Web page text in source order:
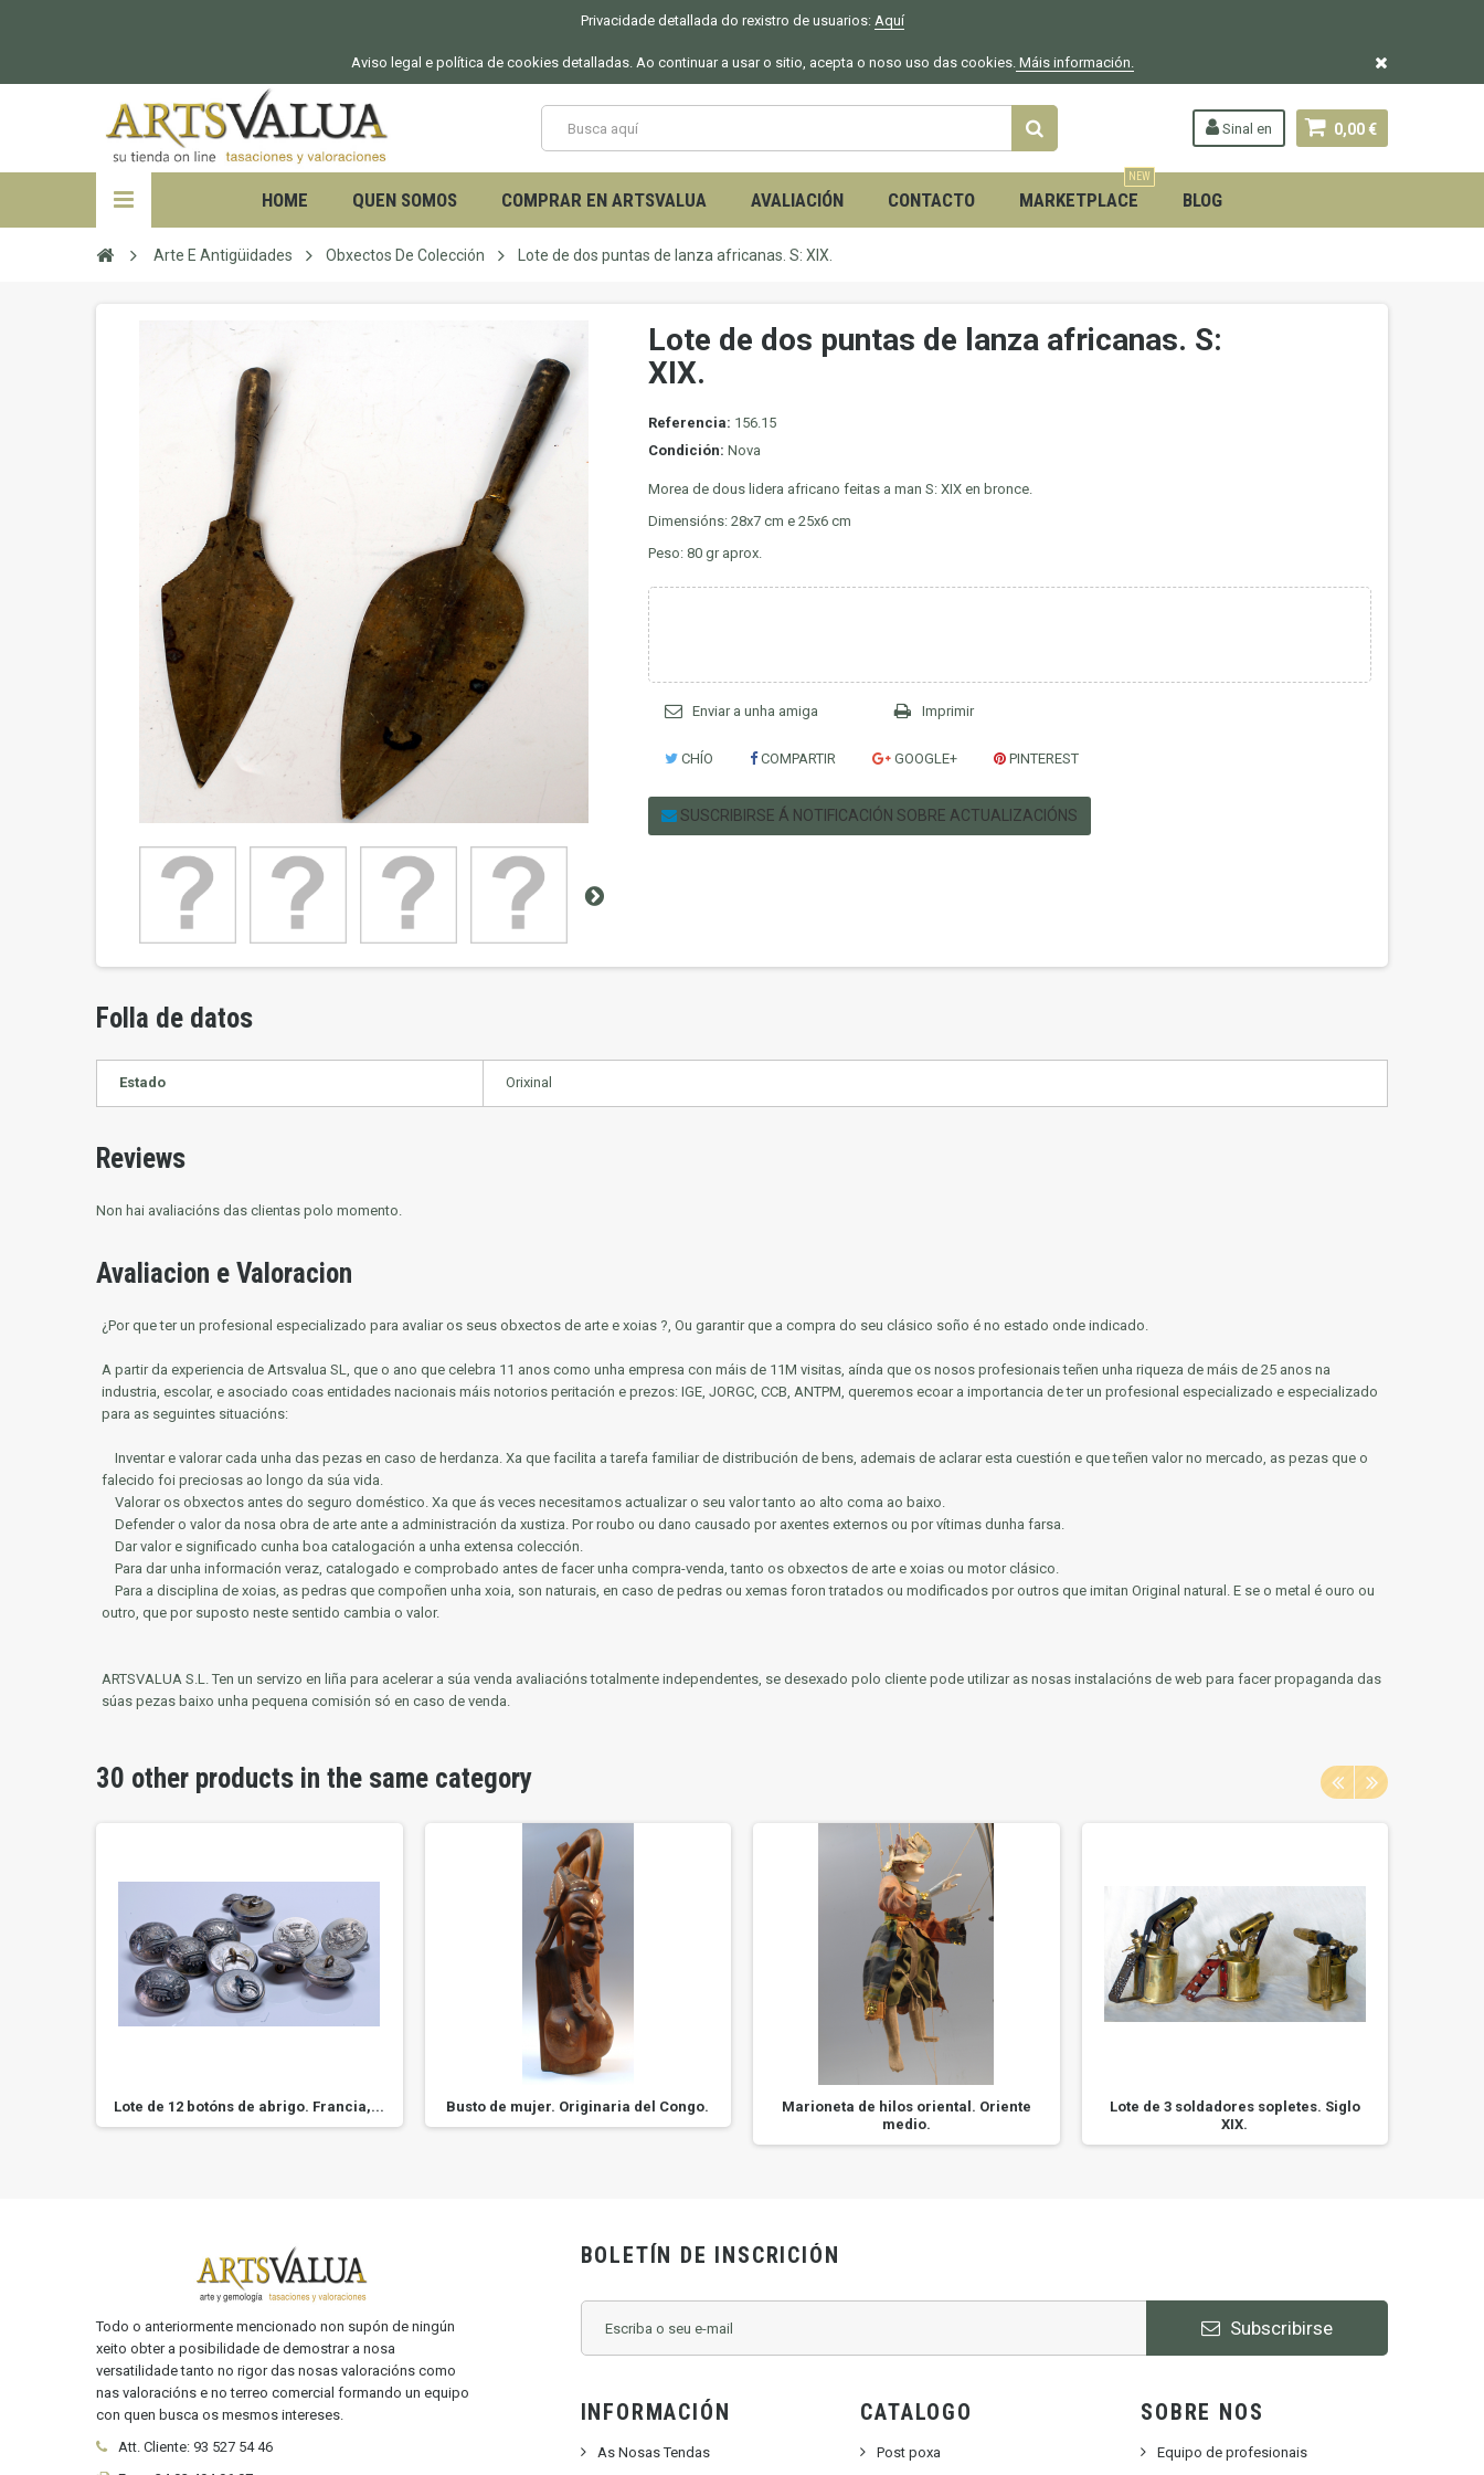
Privacidade detallada do rexistro de usuarios: Aquí
Aviso legal e política de cookies detalladas. Ao continuar a usar o sitio, acepta o noso uso das cookies. Máis información.
0,00 €
Sinal en
HOME QUEN SOMOS COMPRAR EN ARTSVALUA AVALIACIÓN CONTACTO MARKETPLACE
NEW
BLOG
Arte E Antigüidades Obxectos De Colección Lote de dos puntas de lanza africanas. S: XIX.
Lote de dos puntas de lanza africanas. S:
XIX.
Referencia: 156.15
Condición: Nova
Morea de dous lidera africano feitas a man S: XIX en bronce.
Dimensións: 28x7 cm e 25x6 cm
Peso: 80 gr aprox.
Enviar a unha amiga Imprimir
CHÍO COMPARTIR GOOGLE+ PINTEREST
SUSCRIBIRSE Á NOTIFICACIÓN SOBRE ACTUALIZACIÓNS
Folla de datos
Estado Orixinal
Reviews
Non hai avaliacións das clientas polo momento.
Avaliacion e Valoracion
¿Por que ter un profesional especializado para avaliar os seus obxectos de arte e xoias ?, Ou garantir que a compra do seu clásico soño é no estado onde indicado.
A partir da experiencia de Artsvalua SL, que o ano que celebra 11 anos como unha empresa con máis de 11M visitas, aínda que os nosos profesionais teñen unha riqueza de máis de 25 anos na
industria, escolar, e asociado coas entidades nacionais máis notorios peritación e prezos: IGE, JORGC, CCB, ANTPM, queremos ecoar a importancia de ter un profesional especializado e especializado
para as seguintes situacións:
Inventar e valorar cada unha das pezas en caso de herdanza. Xa que facilita a tarefa familiar de distribución de bens, ademais de aclarar esta cuestión e que teñen valor no mercado, as pezas que o
falecido foi preciosas ao longo da súa vida.
Valorar os obxectos antes do seguro doméstico. Xa que ás veces necesitamos actualizar o seu valor tanto ao alto coma ao baixo.
Defender o valor da nosa obra de arte ante a administración da xustiza. Por roubo ou dano causado por axentes externos ou por vítimas dunha farsa.
Dar valor e significado cunha boa catalogación a unha extensa colección.
Para dar unha información veraz, catalogado e comprobado antes de facer unha compra-venda, tanto os obxectos de arte e xoias ou motor clásico.
Para a disciplina de xoias, as pedras que compoñen unha xoia, son naturais, en caso de pedras ou xemas foron tratados ou modificados por outros que imitan Original natural. E se o metal é ouro ou
outro, que por suposto neste sentido cambia o valor.
ARTSVALUA S.L. Ten un servizo en liña para acelerar a súa venda avaliacións totalmente independentes, se desexado polo cliente pode utilizar as nosas instalacións de web para facer propaganda das
súas pezas baixo unha pequena comisión só en caso de venda.
30 other products in the same category
Lote de 12 botóns de abrigo. Francia,... Busto de mujer. Originaria del Congo.
Marioneta de hilos oriental. Oriente
medio.
Lote de 3 soldadores sopletes. Siglo
XIX.
Todo o anteriormente mencionado non supón de ningún
xeito obter a posibilidade de demostrar a nosa
versatilidade tanto no rigor das nosas valoracións como
nas valoracións e no terreo comercial formando un equipo
con quen busca os mesmos intereses.
Att. Cliente: 93 527 54 46
BOLETÍN DE INSCRICIÓN
Subscribirse
INFORMACIÓN
As Nosas Tendas
CATALOGO
Post poxa
SOBRE NOS
Equipo de profesionais